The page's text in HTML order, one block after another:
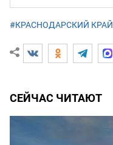
#КРАСНОДАРСКИЙ КРАЙ
СЕЙЧАС ЧИТАЮТ